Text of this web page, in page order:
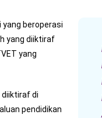
beroperasi
yang diiktiraf
yang
diiktiraf di
pendidikan